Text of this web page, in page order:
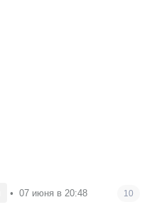
• 07 июня в 20:48 10